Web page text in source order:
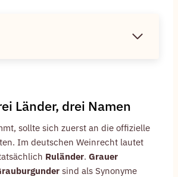
Länder, drei Namen
sollte sich zuerst an die offizielle
Im deutschen Weinrecht lautet
Ruländer. Grauer
sind als Synonyme